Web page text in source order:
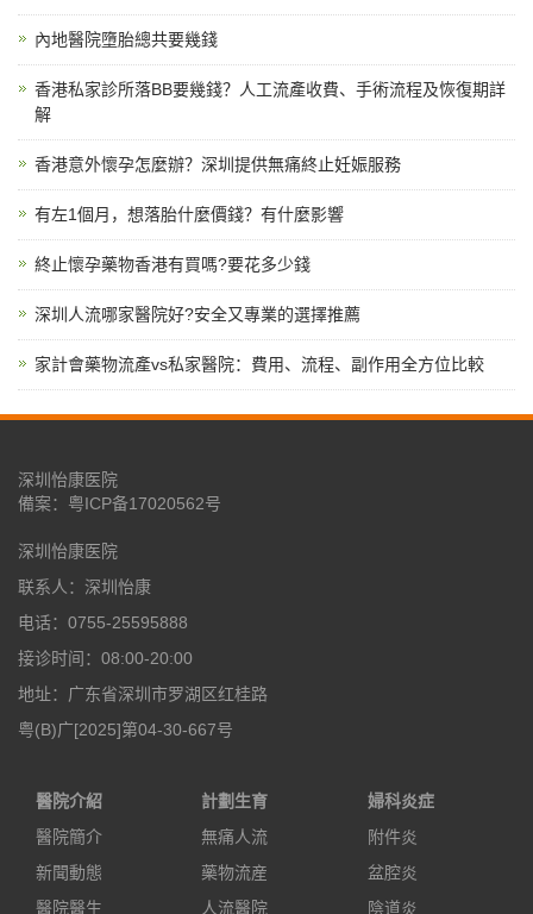
內地醫院墮胎總共要幾錢
香港私家診所落BB要幾錢？人工流產收費、手術流程及恢復期詳
解
香港意外懷孕怎麼辦？深圳提供無痛終止妊娠服務
有左1個月，想落胎什麼價錢？有什麼影響
終止懷孕藥物香港有買嗎?要花多少錢
深圳人流哪家醫院好?安全又專業的選擇推薦
家計會藥物流產vs私家醫院：費用、流程、副作用全方位比較
深圳怡康医院
備案： 粤ICP备17020562号
深圳怡康医院
联系人：深圳怡康
电话：0755-25595888
接诊时间：08:00-20:00
地址：广东省深圳市罗湖区红桂路
粤(B)广[2025]第04-30-667号
醫院介紹
醫院簡介
新聞動態
醫院醫生
計劃生育
無痛人流
藥物流産
人流醫院
婦科炎症
附件炎
盆腔炎
陰道炎